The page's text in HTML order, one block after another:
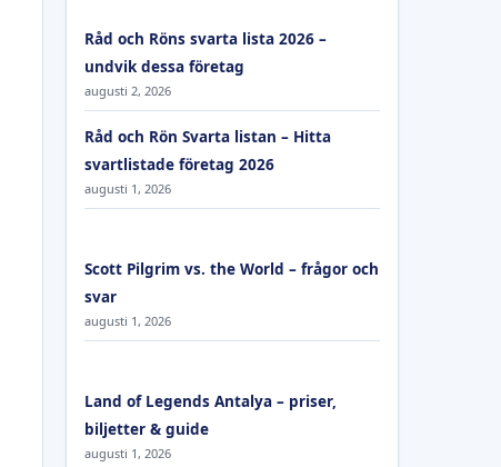
Råd och Röns svarta lista 2026 –
undvik dessa företag
augusti 2, 2026
Råd och Rön Svarta listan – Hitta
svartlistade företag 2026
augusti 1, 2026
Scott Pilgrim vs. the World – frågor och
svar
augusti 1, 2026
Land of Legends Antalya – priser,
biljetter & guide
augusti 1, 2026